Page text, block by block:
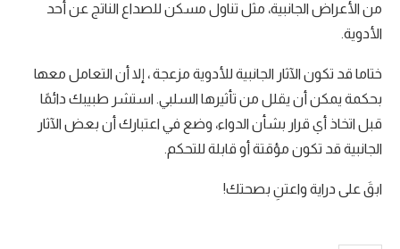
من الأعراض الجانبية، مثل تناول مسكن للصداع الناتج عن أحد
الأدوية.
ختاما قد تكون الآثار الجانبية للأدوية مزعجة ، إلا أن التعامل معها
بحكمة يمكن أن يقلل من تأثيرها السلبي. استشر طبيبك دائمًا
قبل اتخاذ أي قرار بشأن الدواء، وضع في اعتبارك أن بعض الآثار
الجانبية قد تكون مؤقتة أو قابلة للتحكم.
ابقَ على دراية واعتنِ بصحتك!